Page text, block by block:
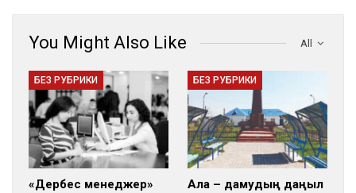
All
You Might Also Like
БЕЗ РУБРИКИ
«Дербес менеджер»
БЕЗ РУБРИКИ
Алға – дамудың даңғыл